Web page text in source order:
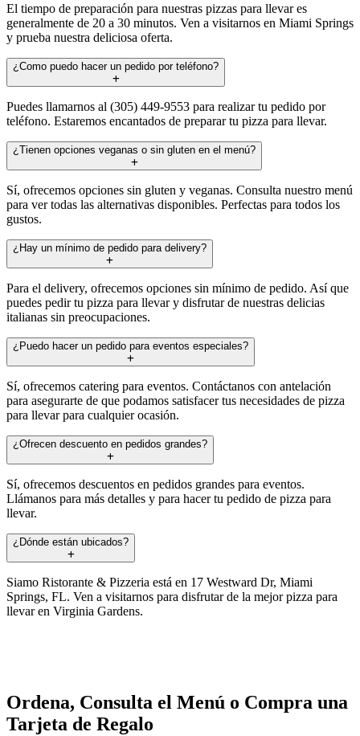
El tiempo de preparación para nuestras pizzas para llevar es
generalmente de 20 a 30 minutos. Ven a visitarnos en Miami Springs
y prueba nuestra deliciosa oferta.
¿Como puedo hacer un pedido por teléfono?
Puedes llamarnos al (305) 449-9553 para realizar tu pedido por
teléfono. Estaremos encantados de preparar tu pizza para llevar.
¿Tienen opciones veganas o sin gluten en el menú?
Sí, ofrecemos opciones sin gluten y veganas. Consulta nuestro menú
para ver todas las alternativas disponibles. Perfectas para todos los
gustos.
¿Hay un mínimo de pedido para delivery?
Para el delivery, ofrecemos opciones sin mínimo de pedido. Así que
puedes pedir tu pizza para llevar y disfrutar de nuestras delicias
italianas sin preocupaciones.
¿Puedo hacer un pedido para eventos especiales?
Sí, ofrecemos catering para eventos. Contáctanos con antelación
para asegurarte de que podamos satisfacer tus necesidades de pizza
para llevar para cualquier ocasión.
¿Ofrecen descuento en pedidos grandes?
Sí, ofrecemos descuentos en pedidos grandes para eventos.
Llámanos para más detalles y para hacer tu pedido de pizza para
llevar.
¿Dónde están ubicados?
Siamo Ristorante & Pizzeria está en 17 Westward Dr, Miami
Springs, FL. Ven a visitarnos para disfrutar de la mejor pizza para
llevar en Virginia Gardens.
Ordena, Consulta el Menú o Compra una
Tarjeta de Regalo